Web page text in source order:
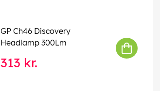
GP Ch46 Discovery
Headlamp 300Lm
313 kr.